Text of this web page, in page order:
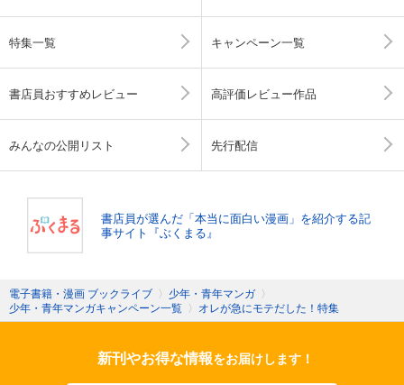
特集一覧 キャンペーン一覧
書店員おすすめレビュー 高評価レビュー作品
みんなの公開リスト 先行配信
書店員が選んだ「本当に面白い漫画」を紹介する記
事サイト『ぶくまる』
電子書籍・漫画 ブックライブ 〉 少年・青年マンガ 〉
少年・青年マンガキャンペーン一覧 〉 オレが急にモテだした！特集
新刊やお得な情報をお届けします！